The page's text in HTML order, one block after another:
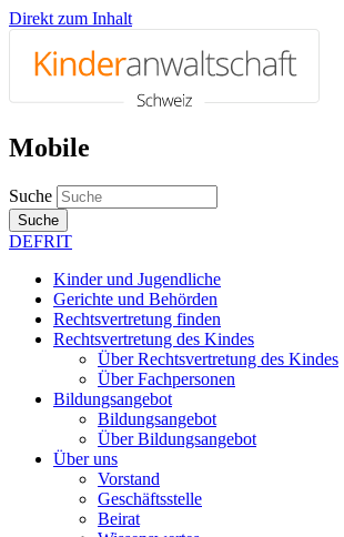
Direkt zum Inhalt
Mobile
Suche
Suche
DEFRIT
Kinder und Jugendliche
Gerichte und Behörden
Rechtsvertretung finden
Rechtsvertretung des Kindes
Über Rechtsvertretung des Kindes
Über Fachpersonen
Bildungsangebot
Bildungsangebot
Über Bildungsangebot
Über uns
Vorstand
Geschäftsstelle
Beirat